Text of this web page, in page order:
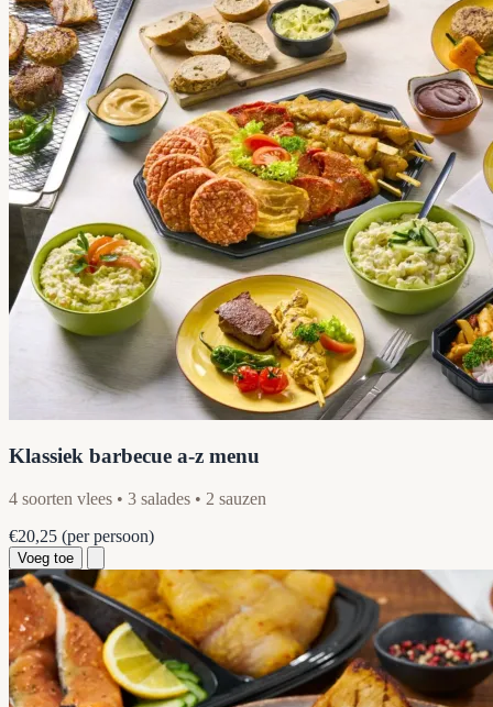
Klassiek barbecue a-z menu
4 soorten vlees • 3 salades • 2 sauzen
€20,25 (per persoon)
Voeg toe